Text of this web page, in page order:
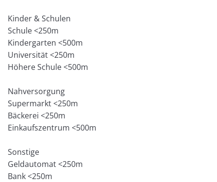
Kinder & Schulen
Schule <250m
Kindergarten <500m
Universität <250m
Höhere Schule <500m
Nahversorgung
Supermarkt <250m
Bäckerei <250m
Einkaufszentrum <500m
Sonstige
Geldautomat <250m
Bank <250m